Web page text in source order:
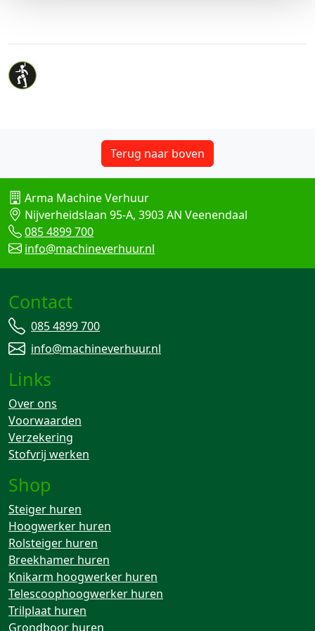
Terug naar boven
Arma Machine Verhuur
Nijverheidslaan 95-A, 3903 AN Veenendaal
085 4899 700
info@machineverhuur.nl
Contact
085 4899 700
info@machineverhuur.nl
Links
Over ons
Voorwaarden
Verzekering
Stofvrij werken
Shop
Steiger huren
Hoogwerker huren
Rolsteiger huren
Breekhamer huren
Knikarm hoogwerker huren
Telescoophoogwerker huren
Trilplaat huren
Grondboor huren